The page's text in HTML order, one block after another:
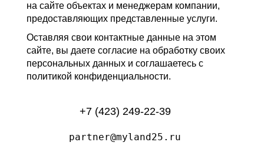
на сайте объектах и менеджерам компании,
предоставляющих представленные услуги.
Оставляя свои контактные данные на этом
сайте, вы даете согласие на обработку своих
персональных данных и соглашаетесь с
политикой конфиденциальности.
+7 (423) 249-22-39
partner@myland25.ru